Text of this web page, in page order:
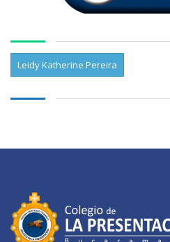
Leidy Katherine Pereira